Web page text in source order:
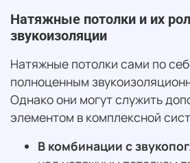
Натяжные потолки и их
звукоизоляции
Натяжные потолки сами по
полноценным
Однако они могут служить
элементом в комплексной
В комбинации с